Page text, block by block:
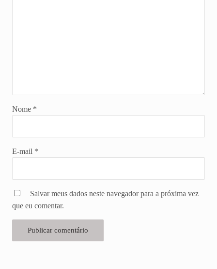
Nome *
E-mail *
Salvar meus dados neste navegador para a próxima vez
que eu comentar.